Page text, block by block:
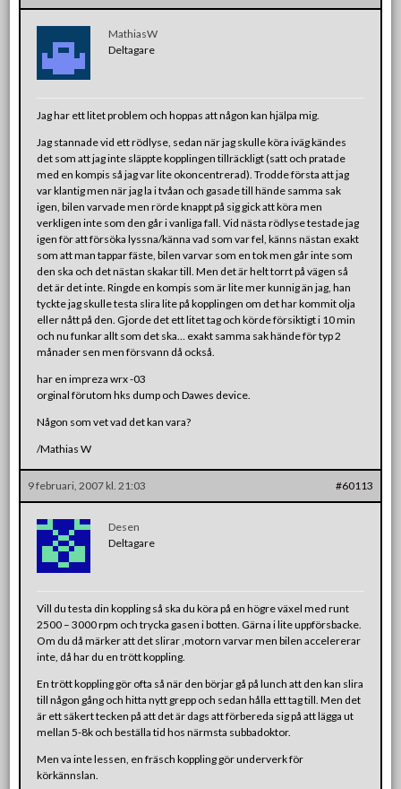
MathiasW
Deltagare
Jag har ett litet problem och hoppas att någon kan hjälpa mig.
Jag stannade vid ett rödlyse, sedan när jag skulle köra iväg kändes
det som att jag inte släppte kopplingen tillräckligt (satt och pratade
med en kompis så jag var lite okoncentrerad). Trodde första att jag
var klantig men när jag la i tvåan och gasade till hände samma sak
igen, bilen varvade men rörde knappt på sig gick att köra men
verkligen inte som den går i vanliga fall. Vid nästa rödlyse testade jag
igen för att försöka lyssna/känna vad som var fel, känns nästan exakt
som att man tappar fäste, bilen varvar som en tok men går inte som
den ska och det nästan skakar till. Men det är helt torrt på vägen så
det är det inte. Ringde en kompis som är lite mer kunnig än jag, han
tyckte jag skulle testa slira lite på kopplingen om det har kommit olja
eller nått på den. Gjorde det ett litet tag och körde försiktigt i 10 min
och nu funkar allt som det ska… exakt samma sak hände för typ 2
månader sen men försvann då också.
har en impreza wrx -03
orginal förutom hks dump och Dawes device.
Någon som vet vad det kan vara?
/Mathias W
9 februari, 2007 kl. 21:03 #60113
Desen
Deltagare
Vill du testa din koppling så ska du köra på en högre växel med runt
2500 – 3000 rpm och trycka gasen i botten. Gärna i lite uppförsbacke.
Om du då märker att det slirar ,motorn varvar men bilen accelererar
inte, då har du en trött koppling.
En trött koppling gör ofta så när den börjar gå på lunch att den kan slira
till någon gång och hitta nytt grepp och sedan hålla ett tag till. Men det
är ett säkert tecken på att det är dags att förbereda sig på att lägga ut
mellan 5-8k och beställa tid hos närmsta subbadoktor.
Men va inte lessen, en fräsch koppling gör underverk för
körkännslan.